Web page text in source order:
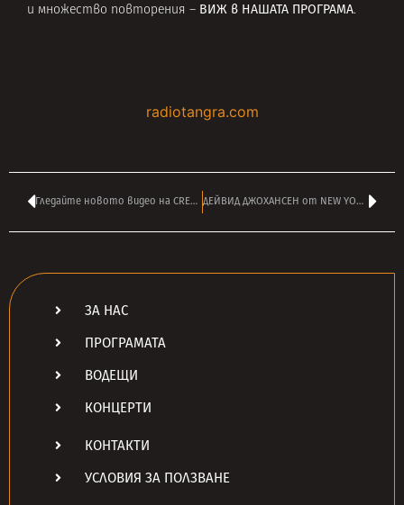
и множество повторения – ВИЖ в НАШАТА ПРОГРАМА.
radiotangra.com
Гледайте новото видео на CREMATORY – ‘Destination’ ДЕЙВИД ДЖОХАНСЕН от NEW YORK DOLLS с рак в последен стадий
ЗА НАС
ПРОГРАМАТА
ВОДЕЩИ
КОНЦЕРТИ
КОНТАКТИ
УСЛОВИЯ ЗА ПОЛЗВАНЕ